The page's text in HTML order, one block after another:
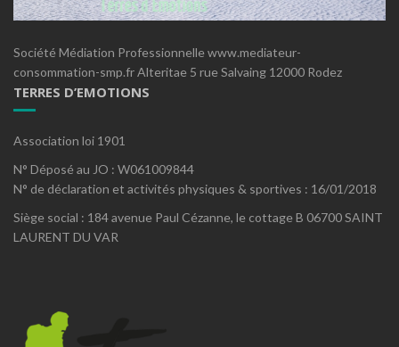
Société Médiation Professionnelle www.mediateur-
consommation-smp.fr Alteritae 5 rue Salvaing 12000 Rodez
TERRES D’EMOTIONS
Association loi 1901
N° Déposé au JO : W061009844
N° de déclaration et activités physiques & sportives : 16/01/2018
Siège social : 184 avenue Paul Cézanne, le cottage B 06700 SAINT
LAURENT DU VAR